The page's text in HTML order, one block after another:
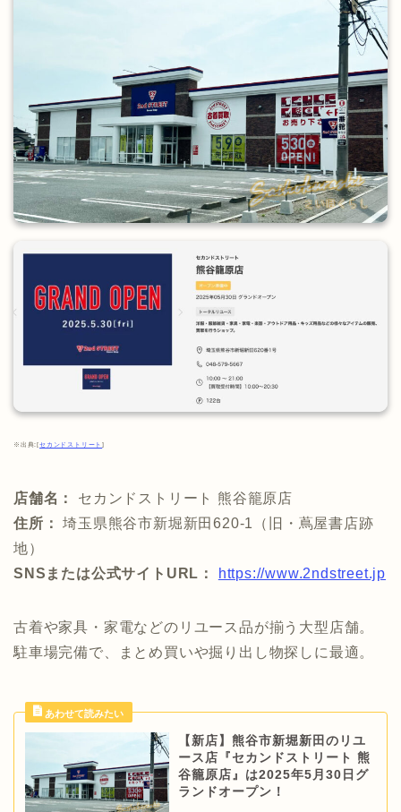
※出典:[セカンドストリート]
店舗名：
セカンドストリート 熊谷籠原店
住所：
埼玉県熊谷市新堀新田620-1（旧・蔦屋書店跡
地）
SNSまたは公式サイトURL：
https://www.2ndstreet.jp
古着や家具・家電などのリユース品が揃う大型店舗。
駐車場完備で、まとめ買いや掘り出し物探しに最適。
【新店】熊谷市新堀新田のリユ
ース店『セカンドストリート 熊
谷籠原店』は2025年5月30日グ
ランドオープン！